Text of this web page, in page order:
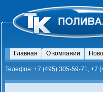
Главная О компании
Телефон: +7 (495) 305-59-71, +7